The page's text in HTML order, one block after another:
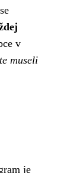
v
museli
je